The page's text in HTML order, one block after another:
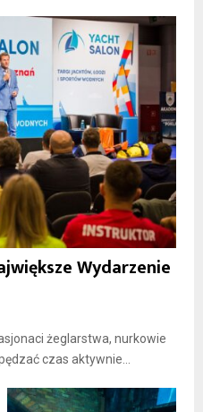
Wydarzenie
żeglarstwa, nurkowie
czas aktywnie...